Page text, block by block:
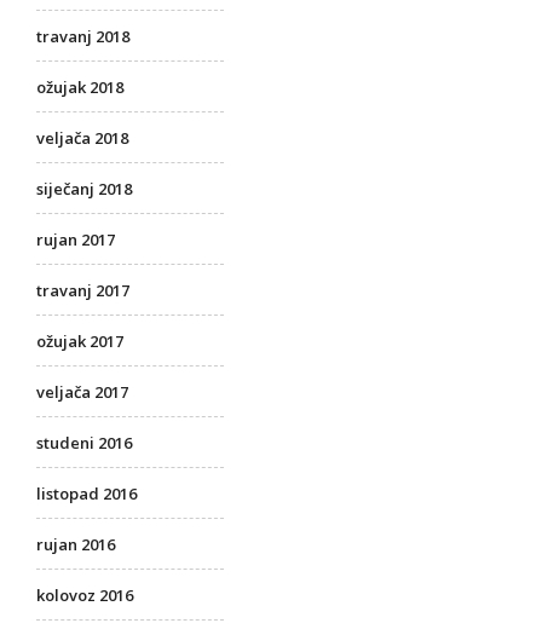
travanj 2018
ožujak 2018
veljača 2018
siječanj 2018
rujan 2017
travanj 2017
ožujak 2017
veljača 2017
studeni 2016
listopad 2016
rujan 2016
kolovoz 2016